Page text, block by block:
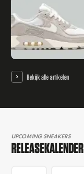
Bekijk alle artikelen
UPCOMING SNEAKERS
RELEASEKALENDER